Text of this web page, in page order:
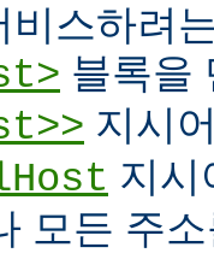
비스하려
블록을
지시
지시
모든 주